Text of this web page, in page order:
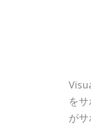
を
がサ